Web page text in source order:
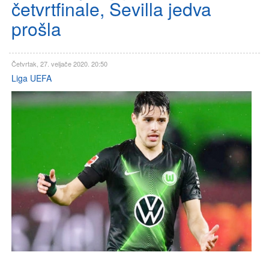
četvrtfinale, Sevilla jedva
prošla
Četvrtak, 27. veljače 2020. 20:50
Liga UEFA